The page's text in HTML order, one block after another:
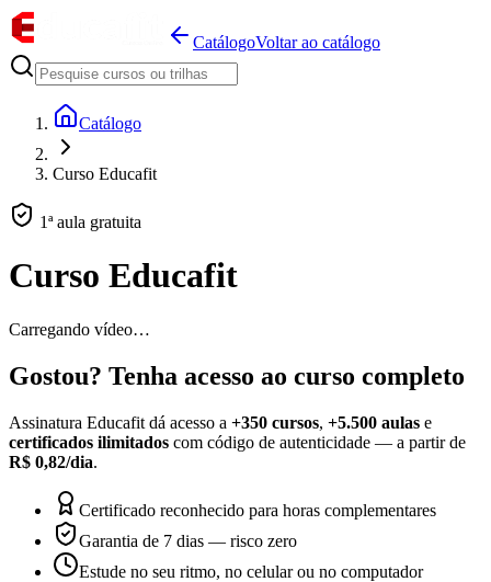
CatálogoVoltar ao catálogo
Catálogo
Curso Educafit
1ª aula gratuita
Curso Educafit
Carregando vídeo…
Gostou? Tenha acesso ao curso completo
Assinatura Educafit dá acesso a +350 cursos, +5.500 aulas e
certificados ilimitados com código de autenticidade — a partir de
R$ 0,82/dia.
Certificado reconhecido para horas complementares
Garantia de 7 dias — risco zero
Estude no seu ritmo, no celular ou no computador